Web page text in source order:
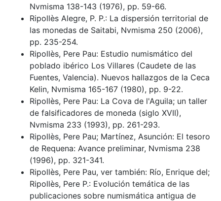
Nvmisma 138-143 (1976), pp. 59-66.
Ripollès Alegre, P. P.: La dispersión territorial de
las monedas de Saitabi, Nvmisma 250 (2006),
pp. 235-254.
Ripollès, Pere Pau: Estudio numismático del
poblado ibérico Los Villares (Caudete de las
Fuentes, Valencia). Nuevos hallazgos de la Ceca
Kelin, Nvmisma 165-167 (1980), pp. 9-22.
Ripollès, Pere Pau: La Cova de l'Aguila; un taller
de falsificadores de moneda (siglo XVII),
Nvmisma 233 (1993), pp. 261-293.
Ripollès, Pere Pau; Martínez, Asunción: El tesoro
de Requena: Avance preliminar, Nvmisma 238
(1996), pp. 321-341.
Ripollès, Pere Pau, ver también: Río, Enrique del;
Ripollès, Pere P.: Evolución temática de las
publicaciones sobre numismática antigua de